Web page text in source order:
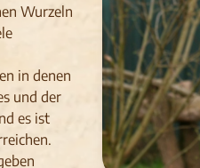
Wurzeln
in denen
und der
es ist